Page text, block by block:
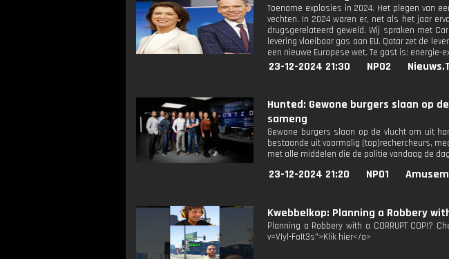
Toename explosies in 2024. Het plegen van
vechten. In 2024 waren er, net als het jaar
drugsgerelateerd geweld. Wij spraken met
levering vloeibaar gas aan EU. Qatar zet de
een nieuwe Europese wet. Te gast is: energie-
23-12-2024 21:30 NPO2
Hunted: Gewone burgers slaan op
sameng
Gewone burgers slaan op de vlucht om uit
bestaande uit voormalig (top)rechercheurs,
met alle middelen die de politie vandaag de
23-12-2024 21:20 NPO1
Kwebbelkop: Planning a Robbery with
Planning a Robbery with a CORRUPT
v=VIyl-FoIt3s">Klik hier</a>